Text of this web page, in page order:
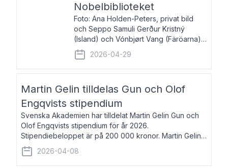
Nobelbiblioteket
Foto: Ana Holden-Peters, privat bild
och Seppo Samuli Gerður Kristný
(Island) och Vónbjørt Vang (Färöarna)
läser ur sina verk och samtalar med
John Swedenmark. De läser upp på
färöiska, isländska och svenska och
2026-04-29
Martin Gelin tilldelas Gun och Olof
Engqvists stipendium
Svenska Akademien har tilldelat Martin Gelin Gun och
Olof Engqvists stipendium för år 2026.
Stipendiebeloppet är på 200 000 kronor. Martin Gelin,
född 1978, är journalist och författare. Han lever
numera i Paris men var under många år bosat
2026-04-08